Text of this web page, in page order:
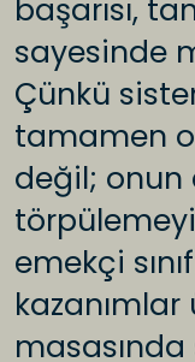
başarısı,
sayesinde
Çünkü
tamamen
değil; onun
emekçi